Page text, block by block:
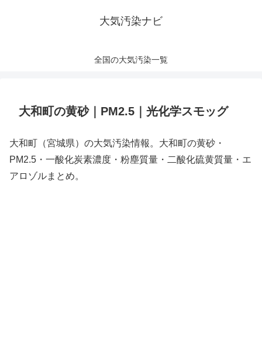
大気汚染ナビ
全国の大気汚染一覧
大和町の黄砂｜PM2.5｜光化学スモッグ
大和町（宮城県）の大気汚染情報。大和町の黄砂・
PM2.5・一酸化炭素濃度・粉塵質量・二酸化硫黄質量・エ
アロゾルまとめ。